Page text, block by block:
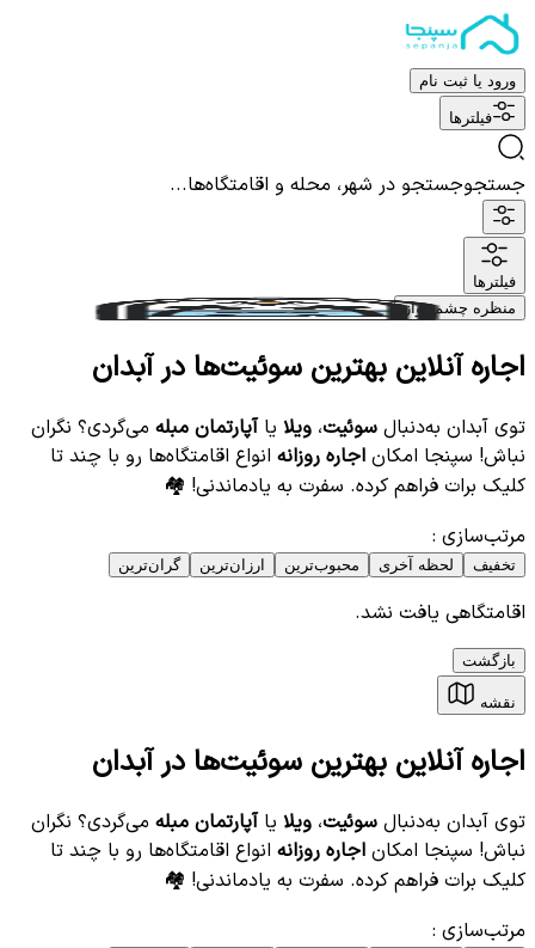
ورود یا ثبت نام
فیلترها
جستجوجستجو در شهر، محله و اقامتگاه‌ها...
فیلترها
منظره چشم نواز
اجاره آنلاین بهترین سوئیت‌ها در آبدان
توی آبدان به‌دنبال سوئیت، ویلا یاآپارتمان مبله می‌گردی؟ نگران
نباش! سپنجا امکان اجاره روزانه انواع اقامتگاه‌ها رو با چند تا
کلیک برات فراهم کرده. سفرت به یادماندنی! 🏘️
مرتب‌سازی :
تخفیف لحظه آخری محبوب‌ترین ارزان‌ترین گران‌ترین
اقامتگاهی یافت نشد.
بازگشت
نقشه
اجاره آنلاین بهترین سوئیت‌ها در آبدان
توی آبدان به‌دنبال سوئیت، ویلا یاآپارتمان مبله می‌گردی؟ نگران
نباش! سپنجا امکان اجاره روزانه انواع اقامتگاه‌ها رو با چند تا
کلیک برات فراهم کرده. سفرت به یادماندنی! 🏘️
مرتب‌سازی :